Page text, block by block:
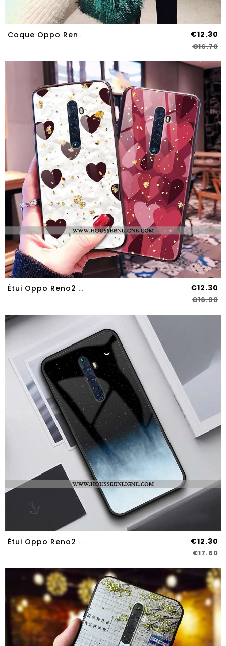
Coque Oppo Reno2 Z Protection Tendance Net Rouge Vert Silicone Téléphone Portable Verte €12.30
€16.70
Étui Oppo Reno2 Z Verre Tendance Modèle Fleurie Cœur Blanc Léopard Coque Blanche €12.30
€16.90
Étui Oppo Reno2 Z Silicone Verre Amoureux Net Rouge Téléphone Portable Tendance Soirée Noir €12.30
€17.60